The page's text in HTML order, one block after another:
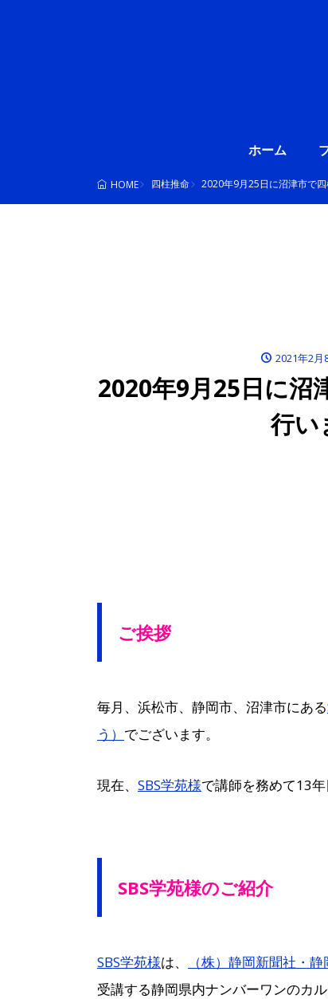
ホーム
HOME 四柱推命 2020年9月25日に沼津市で
2021年2月
2020年9月25日に沼
行い
ご挨拶
毎月、浜松市、静岡市、沼津市にある
う） でございます。
現在、 SBS学苑様で講師を務めて13年
SBS学苑様のご紹介
SBS学苑様は、 （株）静岡新聞社・静
受講する静岡県内ナンバーワンのカ